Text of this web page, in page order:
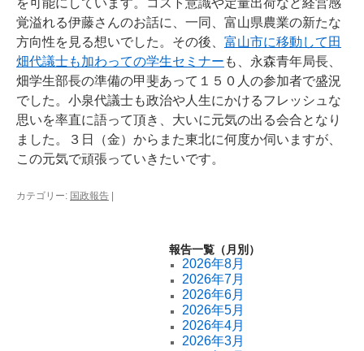
覚溢れる伊藤さんのお話に、一同、富山県農業の新たな
方向性を見る想いでした。その後、 富山市に移動して田
畑代議士も加わっての学生セミナー も、永森青年局長、
畑学生部長の準備の甲斐あって１５０人の参加者で盛況
でした。小泉代議士も政治や人生にかけるフレッシュな
思いを率直に語って頂き、大いに元気の出る会合となり
ました。３日（金）からまた東北に何度か伺いますが、
この元気で頑張っていきたいです。
カテゴリー: 国政報告 |
報告一覧（月別）
2026年8月
2026年7月
2026年6月
2026年5月
2026年4月
2026年3月